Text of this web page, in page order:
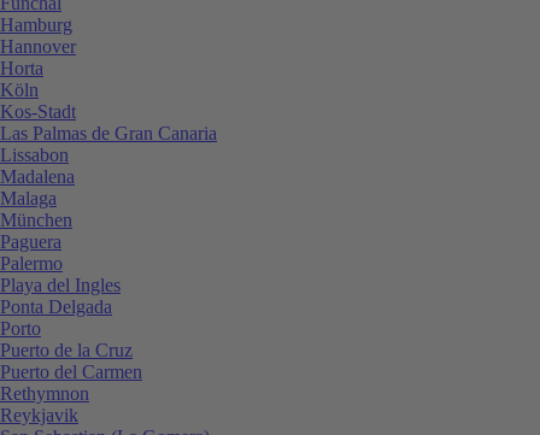
Hamburg
Hannover
Horta
Köln
Kos-Stadt
Las Palmas de Gran Canaria
Lissabon
Madalena
Malaga
München
Paguera
Palermo
Playa del Ingles
Ponta Delgada
Porto
Puerto de la Cruz
Puerto del Carmen
Rethymnon
Reykjavik